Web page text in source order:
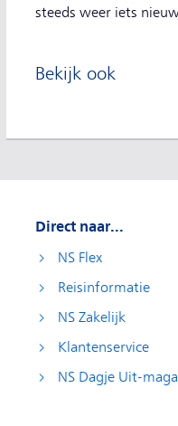
steeds weer iets
Bekijk ook
Direct naar...
NS Flex
Reisinformatie
NS Zakelijk
Klantenservice
NS Dagje Uit-